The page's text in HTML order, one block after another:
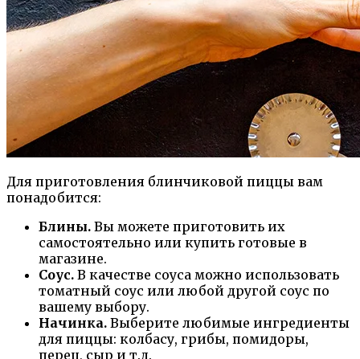
Для приготовления блинчиковой пиццы вам
понадобится:
Блины. Вы можете приготовить их
самостоятельно или купить готовые в
магазине.
Соус. В качестве соуса можно использовать
томатный соус или любой другой соус по
вашему выбору.
Начинка. Выберите любимые ингредиенты
для пиццы: колбасу, грибы, помидоры,
перец, сыр и т.д.